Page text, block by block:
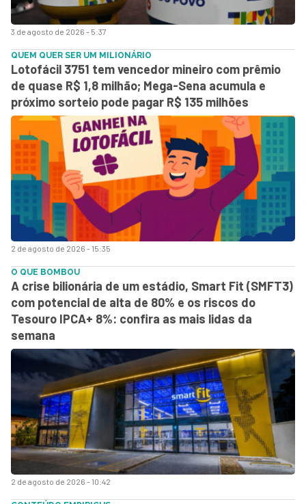
3 de agosto de 2026 - 5:37
2 de agosto de 2026 - 15:35
QUEM QUER SER UM MILIONÁRIO
Lotofácil 3751 tem vencedor mineiro com prêmio
de quase R$ 1,8 milhão; Mega-Sena acumula e
próximo sorteio pode pagar R$ 135 milhões
2 de agosto de 2026 - 10:42
O QUE BOMBOU
A crise bilionária de um estádio, Smart Fit (SMFT3)
com potencial de alta de 80% e os riscos do
Tesouro IPCA+ 8%: confira as mais lidas da
semana